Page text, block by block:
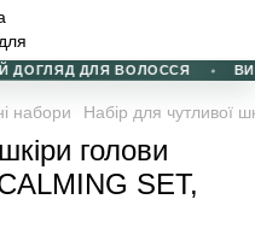
ДОГЛЯД ДЛЯ ВОЛОССЯ
набори Набір для чутливої
голови
SET,